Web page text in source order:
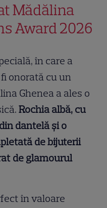
Mădălina
Award 2026
în care a
onorată cu un
Ghenea a ales o
Rochia albă, cu
dantelă și o
de bijuterii
de glamourul
în valoare